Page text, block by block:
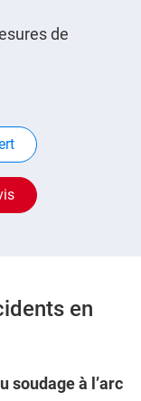
de
en
soudage à l’arc